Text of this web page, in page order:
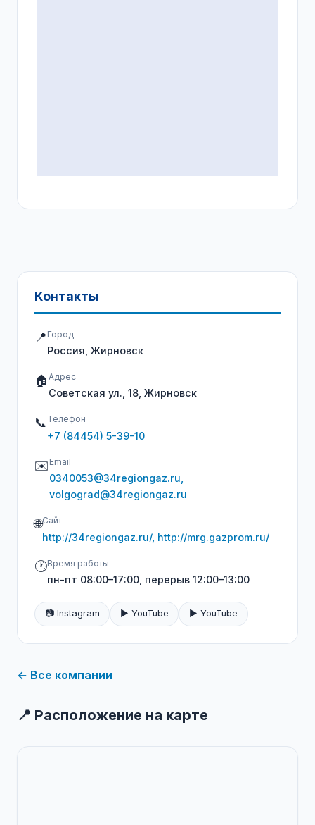
Контакты
📍 Город
Россия, Жирновск
🏠 Адрес
Советская ул., 18, Жирновск
📞 Телефон
+7 (84454) 5-39-10
✉️ Email
0340053@34regiongaz.ru,
volgograd@34regiongaz.ru
🌐Сайт
http://34regiongaz.ru/, http://mrg.gazprom.ru/
🕐Время работы
пн-пт 08:00–17:00, перерыв 12:00–13:00
📷 Instagram ▶️ YouTube ▶️ YouTube
← Все компании
📍 Расположение на карте